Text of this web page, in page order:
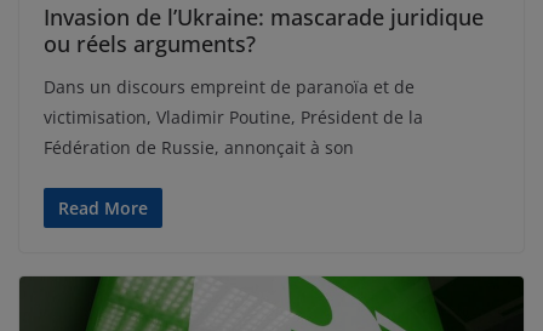
Invasion de l’Ukraine: mascarade juridique
ou réels arguments?
Dans un discours empreint de paranoïa et de
victimisation, Vladimir Poutine, Président de la
Fédération de Russie, annonçait à son
Read More